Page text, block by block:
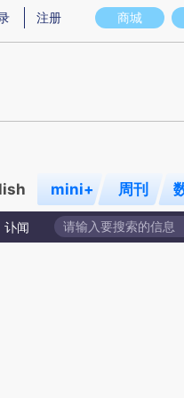
意图存在偏差。不代表财新观点和
商城
注册
mini+ 周刊
讣闻